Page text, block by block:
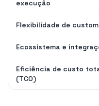
execução
Flexibilidade de
Ecossistema e
Eficiência de custo
(TCO)